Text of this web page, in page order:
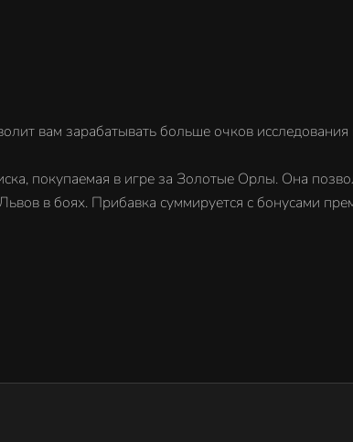
вам зарабатывать больше очков
покупаемая в игре за Золотые Орлы. Она
в боях. Прибавка суммируется с бонусами